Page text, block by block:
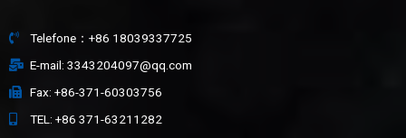
Telefone：+86 18039337725
E-mail: 3343204097@qq.com
Fax: +86-371-60303756
TEL: +86 371-63211282